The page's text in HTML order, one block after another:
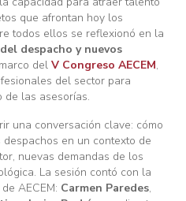
que afrontan hoy los
todos ellos se reflexionó en la
despacho y nuevos
del V Congreso AECEM,
del sector para
las asesorías.
una conversación clave: cómo
en un contexto de
nuevas demandas de los
La sesión contó con la
AECEM: Carmen Paredes,